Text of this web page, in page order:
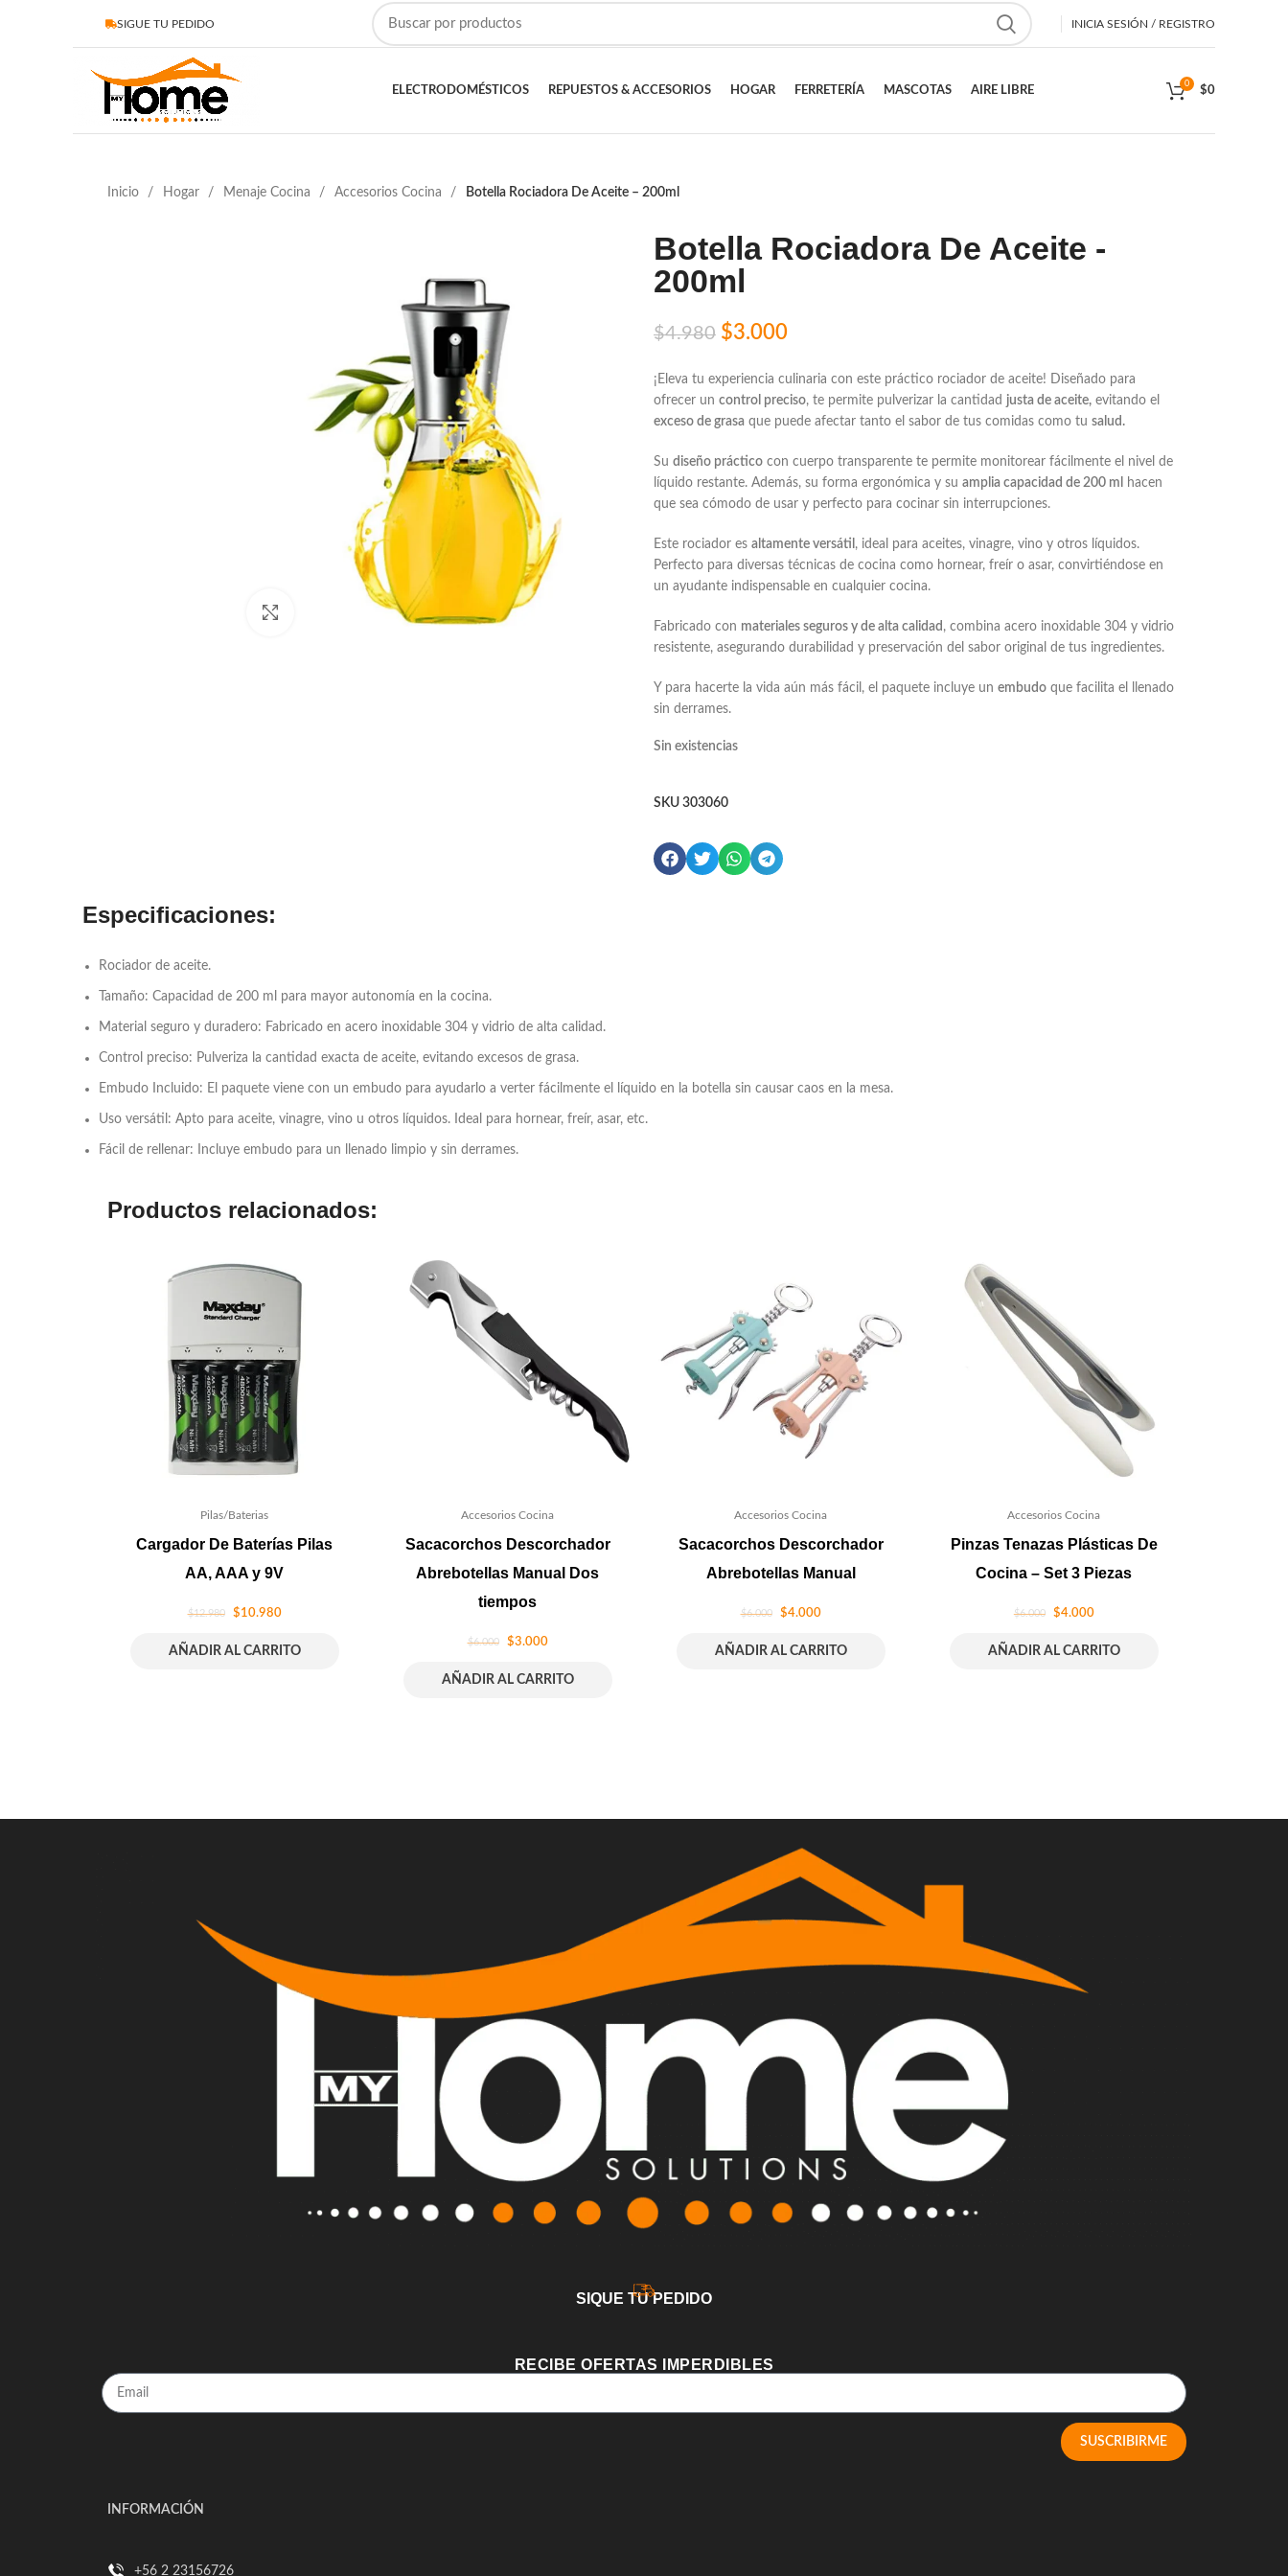
SIGUE TU PEDIDO INICIA SESIÓN / REGISTRO
ELECTRODOMÉSTICOS REPUESTOS & ACCESORIOS HOGAR FERRETERÍA MASCOTAS AIRE LIBRE
0
$0
Inicio Hogar Menaje Cocina Accesorios Cocina Botella Rociadora De Aceite – 200ml
Botella Rociadora De Aceite -
200ml
$4.980 $3.000
¡Eleva tu experiencia culinaria con este práctico rociador de aceite! Diseñado para
ofrecer un control preciso, te permite pulverizar la cantidad justa de aceite, evitando el
exceso de grasa que puede afectar tanto el sabor de tus comidas como tu salud.
Su diseño práctico con cuerpo transparente te permite monitorear fácilmente el nivel de
líquido restante. Además, su forma ergonómica y su amplia capacidad de 200 ml
hacen
que sea cómodo de usar y perfecto para cocinar sin interrupciones.
Este rociador es altamente versátil , ideal para aceites, vinagre, vino y otros líquidos.
Perfecto para diversas técnicas de cocina como hornear, freír o asar, convirtiéndose en
un ayudante indispensable en cualquier cocina.
Fabricado con materiales seguros y de alta calidad , combina acero inoxidable 304 y vidrio
resistente, asegurando durabilidad y preservación del sabor original de tus ingredientes.
Y para hacerte la vida aún más fácil, el paquete incluye un embudo que facilita el llenado
sin derrames.
Sin existencias
SKU 303060
Especificaciones:
Rociador de aceite.
Tamaño: Capacidad de 200 ml para mayor autonomía en la cocina.
Material seguro y duradero: Fabricado en acero inoxidable 304 y vidrio de alta calidad.
Control preciso: Pulveriza la cantidad exacta de aceite, evitando excesos de grasa.
Embudo Incluido: El paquete viene con un embudo para ayudarlo a verter fácilmente el líquido en la botella sin causar caos en la mesa.
Uso versátil: Apto para aceite, vinagre, vino u otros líquidos. Ideal para hornear, freír, asar, etc.
Fácil de rellenar: Incluye embudo para un llenado limpio y sin derrames.
Productos relacionados:
Pilas/Baterias
Cargador De Baterías Pilas
AA, AAA y 9V
$12.980 $10.980
AÑADIR AL CARRITO
Accesorios Cocina
Sacacorchos Descorchador
Abrebotellas Manual Dos
tiempos
$6.000 $3.000
AÑADIR AL CARRITO
Accesorios Cocina
Sacacorchos Descorchador
Abrebotellas Manual
$6.000 $4.000
AÑADIR AL CARRITO
Accesorios Cocina
Pinzas Tenazas Plásticas De
Cocina – Set 3 Piezas
$6.000 $4.000
AÑADIR AL CARRITO
SIQUE TU PEDIDO
RECIBE OFERTAS IMPERDIBLES
SUSCRIBIRME
INFORMACIÓN
+56 2 23156726